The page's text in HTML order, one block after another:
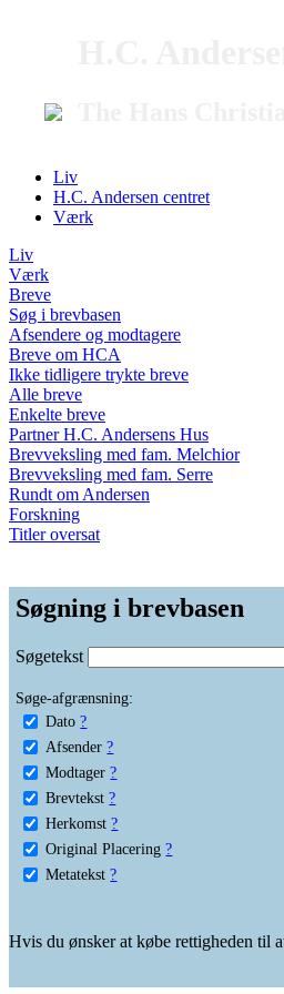
Liv
H.C. Andersen centret
Værk
Liv
Værk
Breve
Søg i brevbasen
Afsendere og modtagere
Breve om HCA
Ikke tidligere trykte breve
Alle breve
Enkelte breve
Partner H.C. Andersens Hus
Brevveksling med fam. Melchior
Brevveksling med fam. Serre
Rundt om Andersen
Forskning
Titler oversat
Søgning i brevbasen
Søgetekst
Søge-afgrænsning:
Dato ?
Afsender ?
Modtager ?
Brevtekst ?
Herkomst ?
Original Placering ?
Metatekst ?
Hvis du ønsker at købe rettigheden til